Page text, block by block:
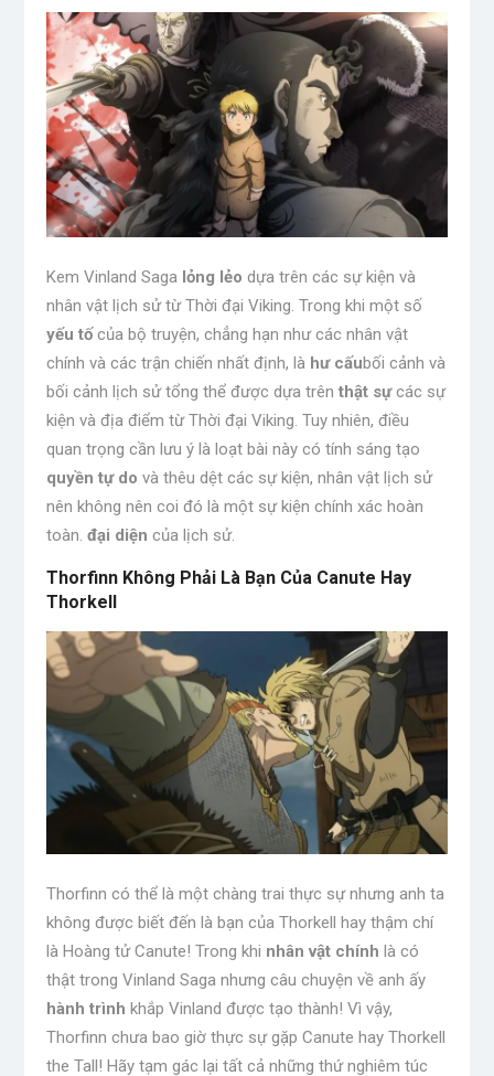
Kem Vinland Saga lỏng lẻo dựa trên các sự kiện và
nhân vật lịch sử từ Thời đại Viking. Trong khi một số
yếu tốcủa bộ truyện, chẳng hạn như các nhân vật
chính và các trận chiến nhất định, là hư cấubối cảnh và
bối cảnh lịch sử tổng thể được dựa trên thật sựcác sự
kiện và địa điểm từ Thời đại Viking. Tuy nhiên, điều
quan trọng cần lưu ý là loạt bài này có tính sáng tạo
quyền tự do và thêu dệt các sự kiện, nhân vật lịch sử
nên không nên coi đó là một sự kiện chính xác hoàn
toàn. đại diện của lịch sử.
Thorfinn Không Phải Là Bạn Của Canute Hay
Thorkell
Thorfinn có thể là một chàng trai thực sự nhưng anh ta
không được biết đến là bạn của Thorkell hay thậm chí
là Hoàng tử Canute! Trong khi nhân vật chính là có
thật trong Vinland Saga nhưng câu chuyện về anh ấy
hành trình khắp Vinland được tạo thành! Vì vậy,
Thorfinn chưa bao giờ thực sự gặp Canute hay Thorkell
the Tall! Hãy tạm gác lại tất cả những thứ nghiêm túc